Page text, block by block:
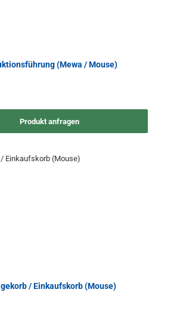
(Mewa / Mouse)
Produkt anfragen
/ Einkaufskorb (Mouse)